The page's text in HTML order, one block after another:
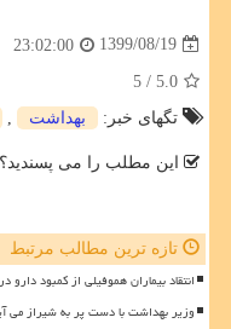
1399/08/19
23:02:00
5.0
/ 5
تگهای خبر:
بهداشت
این مطلب را می پسندید؟
تازه ترین مطالب مرتبط
انتقاد بیماران هموفیلی از کمبود
وزیر بهداشت با دست پر به شیراز می